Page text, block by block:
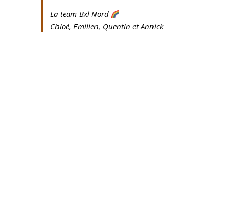
La team Bxl Nord
Chloé, Emilien, Quentin et Annick